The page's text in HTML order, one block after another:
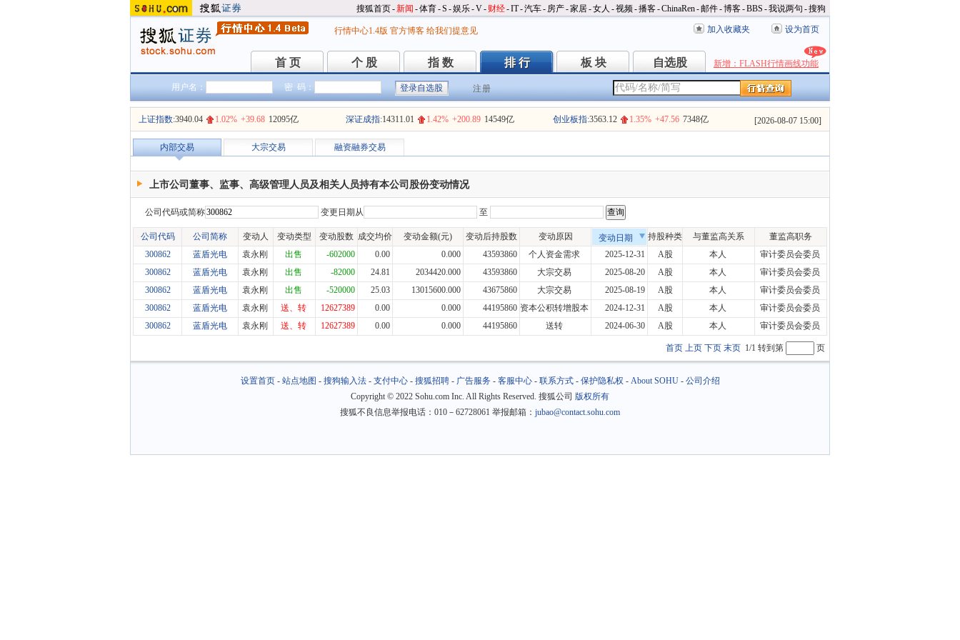
搜狐首页-新闻 -体育-S -娱乐-V- 财经-IT-汽车- 房产-家居-女人 -视频-播客-ChinaRen-邮件-博客-BBS -我说两句 -搜狗
行情中心1.4版 官方博客 给我们提意见 加入收藏夹 设为首页
首 页
首 页 个 股
个 股 指 数
指 数 排 行
排 行 板 块
板 块 自选股
自选股 新增：FLASH行情画线功能
用户名： 密 码： 注册
上证指数:3940.04 1.02% +39.68 12095亿 深证成指:14311.01 1.42% +200.89 14549亿 创业板指:3563.12 1.35% +47.56 7348亿 [2026-08-07 15:00]
内部交易 大宗交易 融资融券交易
上市公司董事、监事、高级管理人员及相关人员持有本公司股份变动情况
公司代码或简称 变更日期从 至
公司代码 公司简称 变动人 变动类型 变动股数 成交均价 变动金额(元) 变动后持股数 变动原因 变动日期 持股种类 与董监高关系
董监高职务
300862
蓝盾光电 袁永刚 出售 -602000 0.00 0.000 43593860 个人资金需求 2025-12-31 A股 本人
审计委员会委员
300862
蓝盾光电 袁永刚 出售 -82000 24.81 2034420.000 43593860 大宗交易 2025-08-20 A股 本人
审计委员会委员
300862
蓝盾光电 袁永刚 出售 -520000 25.03 13015600.000 43675860 大宗交易 2025-08-19 A股 本人
审计委员会委员
300862
蓝盾光电 袁永刚 送、转 12627389 0.00 0.000 44195860 资本公积转增股本 2024-12-31 A股 本人
审计委员会委员
300862
蓝盾光电 袁永刚 送、转 12627389 0.00 0.000 44195860 送转 2024-06-30 A股 本人 审计委员会委员
首页 上页 下页 末页 1/1 转到第 页
设置首页- 站点地图 - 搜狗输入法- 支付中心- 搜狐招聘- 广告服务- 客服中心- 联系方式- 保护隐私权 - About SOHU- 公司介绍
Copyright © 2022 Sohu.com Inc. All Rights Reserved. 搜狐公司 版权所有
搜狐不良信息举报电话：010－62728061 举报邮箱： jubao@contact.sohu.com